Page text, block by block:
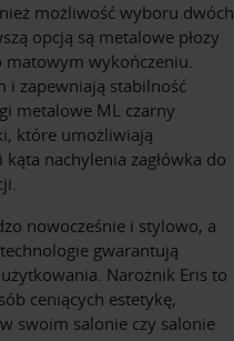
możliwość wyboru dwóch
opcją są metalowe płozy
matowym wykończeniu.
i zapewniają stabilność
metalowe ML czarny
które umożliwiają
nachylenia zagłówka do
nowocześnie i stylowo, a
gwarantują
Narożnik Eris to
ceniących estetykę,
swoim salonie czy salonie